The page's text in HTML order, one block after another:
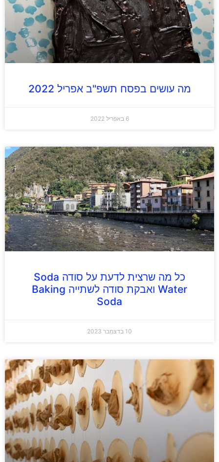
מה עושים בפסח תשפ"ב אפריל 2022
6 באפריל 2022
כל מה שרצית לדעת על סודה Soda
Water ואבקת סודה לשתייה Baking
Soda
10 בדצמבר 2023